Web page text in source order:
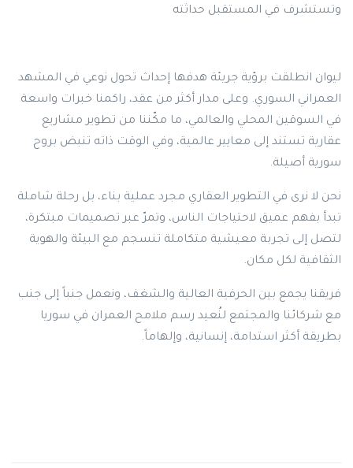
وتستشرف في المستقبل حداثته
ليوان انطلقت برؤية جريئة هدفها إحداث تحول نوعي في المشهد
العمراني السوري. وعلى مدار أكثر من عقد، راكمنا خبرات واسعة
في السوقين المحلي والعالمي، ما مكّننا من تطوير مشاريع
عقارية تستند إلى معايير عالمية، وفي الوقت ذاته تنبض بروح
سورية أصيلة.
نحن لا نرى في التطوير العقاري مجرد عملية بناء، بل رحلة شاملة
تبدأ بفهم عميق لاحتياجات الناس، وتمرّ عبر تصميمات مبتكرة،
لتصل إلى تجربة معيشية متكاملة تنسجم مع البيئة والهوية
الثقافية لكل مكان.
فريقنا يجمع بين الحرفية العالية والشغف، ونعمل جنباً إلى جنب
مع شركائنا والمجتمع لنُعيد رسم ملامح العمران في سوريا
بطريقة أكثر استدامة، إنسانية، وإلهاماً.